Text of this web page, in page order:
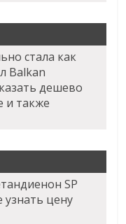
стала как
Balkan
дешево
и также
SP
цену